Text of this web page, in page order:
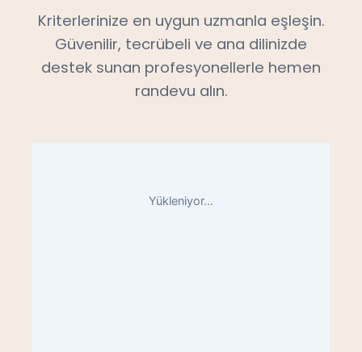
Kriterlerinize en uygun uzmanla eşleşin.
Güvenilir, tecrübeli ve ana dilinizde
destek sunan profesyonellerle hemen
randevu alın.